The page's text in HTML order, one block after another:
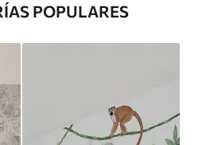
POPULARES